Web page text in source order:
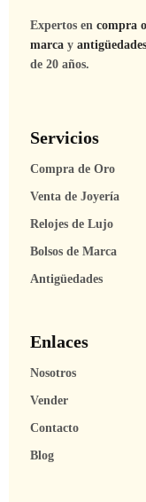
Expertos en compra
marca y antigüedades
de 20 años.
Servicios
Compra de Oro
Venta de Joyería
Relojes de Lujo
Bolsos de Marca
Antigüedades
Enlaces
Nosotros
Vender
Contacto
Blog